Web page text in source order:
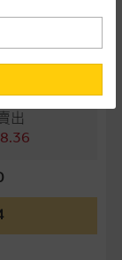
出
意要約或唆使
參考條款上或在
例外。
風險
且均以真誠提
會，亦沒有義
地方。網站內
而毋須作出通